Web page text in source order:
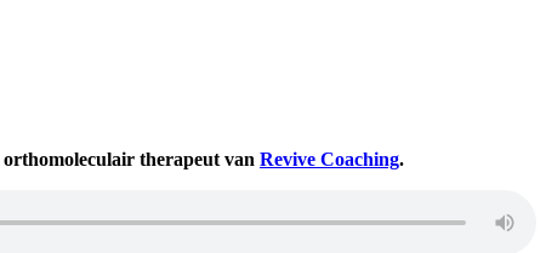
orthomoleculair therapeut van Revive Coaching.